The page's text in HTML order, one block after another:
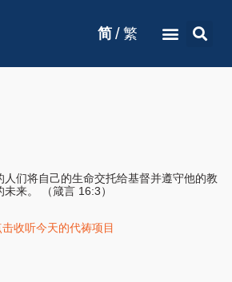
简 / 繁
人们将自己的生命交托给基督并遵守他的教
来。 （箴言 16:3）
击收听今天的代祷项目